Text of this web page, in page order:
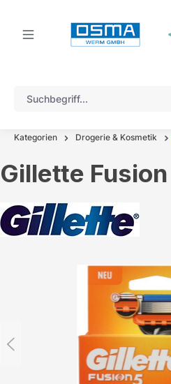
Kategorien Drogerie & Kosmetik
Gillette
Bildergalerie überspringen